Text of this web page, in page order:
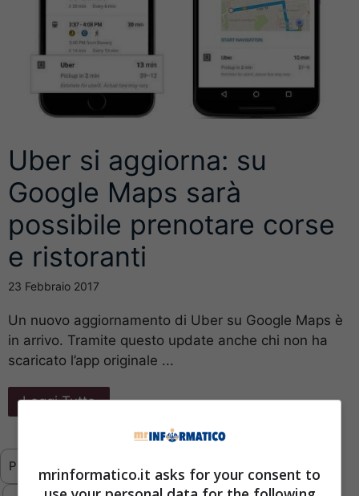
Uber si aggiorna: su
Google Maps sarà
possibile prenotare corse
e ristoranti
23 Febbraio 2017
Un nuovo aggiornamento di Uber su Google Maps è
in arrivo. Tramite questo update anche chi non ha
scaricato l’app originale ...
Leggi Tutto
Previousmrinformatico.it asks for your consent to